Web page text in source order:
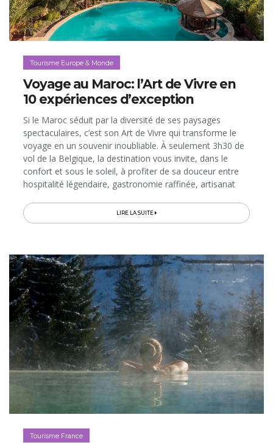
Tourisme Europe & Monde
Voyage au Maroc: l’Art de Vivre en
10 expériences d’exception
Si le Maroc séduit par la diversité de ses paysages
spectaculaires, c’est son Art de Vivre qui transforme le
voyage en un souvenir inoubliable. À seulement 3h30 de
vol de la Belgique, la destination vous invite, dans le
confort et sous le soleil, à profiter de sa douceur entre
hospitalité légendaire, gastronomie raffinée, artisanat
charme…
LIRE LA SUITE
Tourisme France